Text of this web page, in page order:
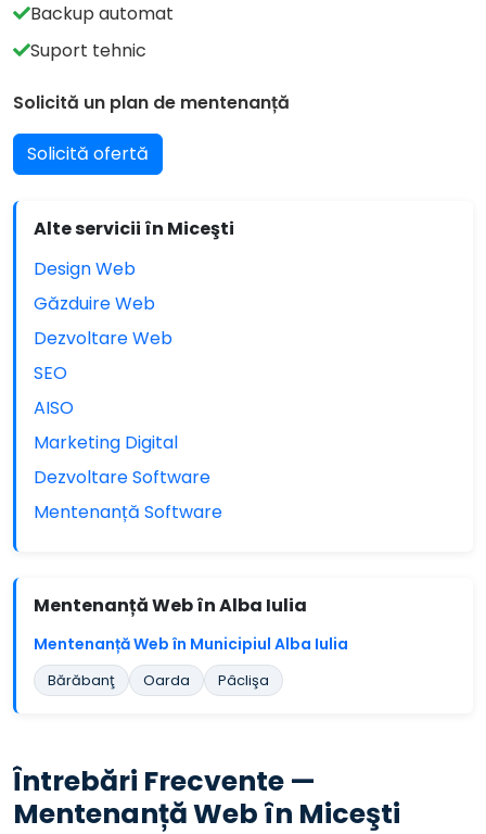
Backup automat
Suport tehnic
Solicită un plan de mentenanță
Solicită ofertă
Alte servicii în Miceşti
Design Web
Găzduire Web
Dezvoltare Web
SEO
AISO
Marketing Digital
Dezvoltare Software
Mentenanță Software
Mentenanță Web în Alba Iulia
Mentenanță Web în Municipiul Alba Iulia
Bărăbanţ Oarda Pâclişa
Întrebări Frecvente —
Mentenanță Web în Miceşti